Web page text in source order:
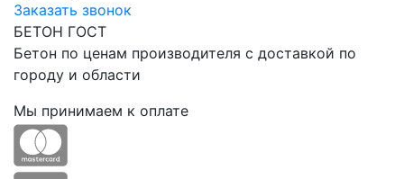
Заказать звонок
БЕТОН ГОСТ
Бетон по ценам производителя с доставкой по
городу и области
Мы принимаем к оплате